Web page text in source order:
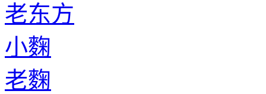
老东方
小麴
老麴